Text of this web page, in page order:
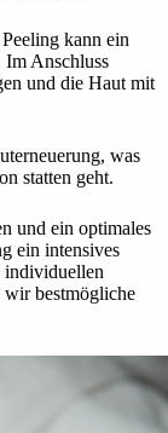
kann ein
Anschluss
und die Haut mit
was
statten geht.
und ein optimales
ein intensives
individuellen
wir bestmögliche